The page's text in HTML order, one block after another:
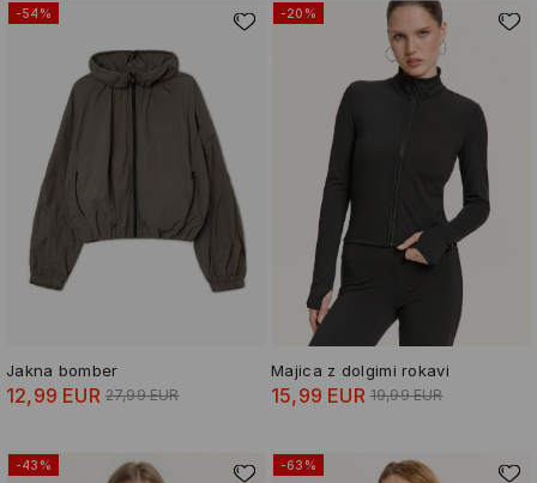
-54%
Jakna bomber
12,99 EUR 27,99 EUR
-20%
Majica z dolgimi rokavi
15,99 EUR 19,99 EUR
-43% -63%